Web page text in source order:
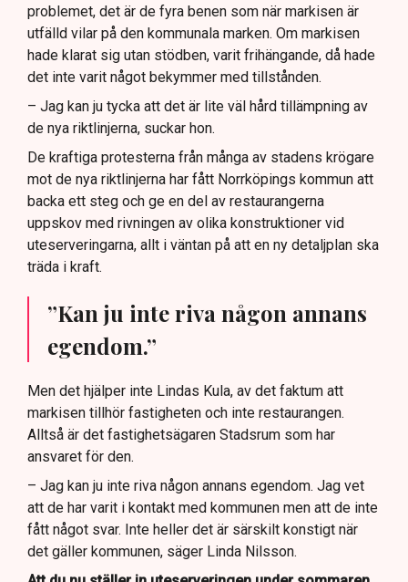
problemet, det är de fyra benen som när markisen är
utfälld vilar på den kommunala marken. Om markisen
hade klarat sig utan stödben, varit frihängande, då hade
det inte varit något bekymmer med tillstånden.
– Jag kan ju tycka att det är lite väl hård tillämpning av
de nya riktlinjerna, suckar hon.
De kraftiga protesterna från många av stadens krögare
mot de nya riktlinjerna har fått Norrköpings kommun att
backa ett steg och ge en del av restaurangerna
uppskov med rivningen av olika konstruktioner vid
uteserveringarna, allt i väntan på att en ny detaljplan ska
träda i kraft.
”Kan ju inte riva någon annans
egendom.”
Men det hjälper inte Lindas Kula, av det faktum att
markisen tillhör fastigheten och inte restaurangen.
Alltså är det fastighetsägaren Stadsrum som har
ansvaret för den.
– Jag kan ju inte riva någon annans egendom. Jag vet
att de har varit i kontakt med kommunen men att de inte
fått något svar. Inte heller det är särskilt konstigt när
det gäller kommunen, säger Linda Nilsson.